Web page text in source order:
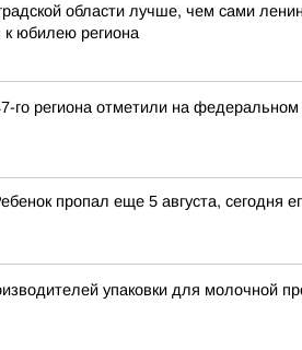
области лучше, чем сами
к юбилею региона
го региона отметили на федеральном
пропал еще 5 августа, сегодня
упаковки для молочной